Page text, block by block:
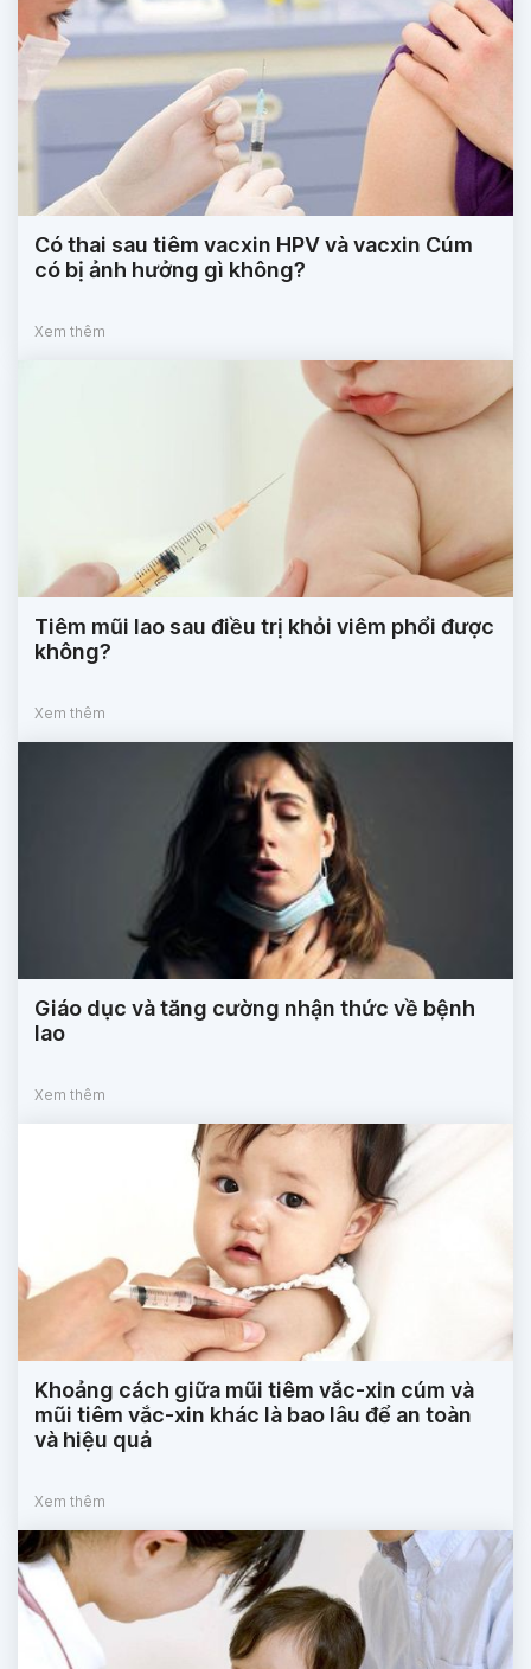
Có thai sau tiêm vacxin HPV và vacxin Cúm
có bị ảnh hưởng gì không?
Xem thêm
Tiêm mũi lao sau điều trị khỏi viêm phổi được
không?
Xem thêm
Giáo dục và tăng cường nhận thức về bệnh
lao
Xem thêm
Khoảng cách giữa mũi tiêm vắc-xin cúm và
mũi tiêm vắc-xin khác là bao lâu để an toàn
và hiệu quả
Xem thêm